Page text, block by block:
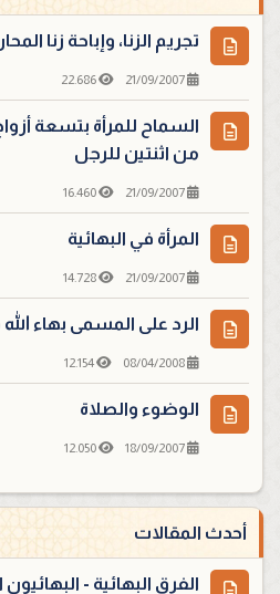
تجريم الزنا، وإباحة زنا
21/09/2007
22.686
السماح للمرأة بتسعة
من اثنتين للرجل
21/09/2007
16.460
المرأة في البهائية
21/09/2007
14.728
الرد على المسمى بهاء
08/04/2008
12.154
الوضوء والصلاة
18/09/2007
12.050
أحدث المقالات
الفرق البهائية -